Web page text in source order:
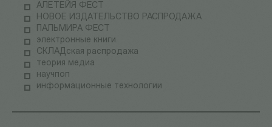
АЛЕТЕЙЯ ФЕСТ
НОВОЕ ИЗДАТЕЛЬСТВО РАСПРОДАЖА
ПАЛЬМИРА ФЕСТ
электронные книги
СКЛАДская распродажа
теория медиа
научпоп
информационные технологии